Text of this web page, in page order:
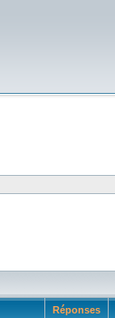
Réponses